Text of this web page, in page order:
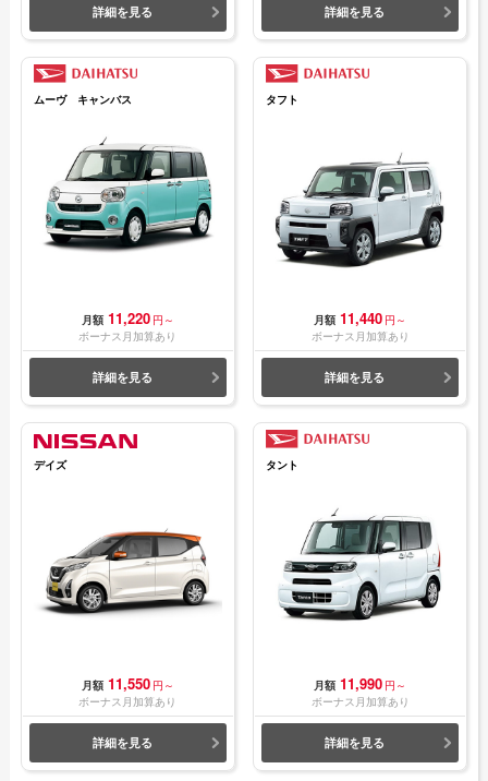
詳細を見る 詳細を見る
ムーヴ キャンバス
月額 11,220 円～
ボーナス月加算あり
詳細を見る
タフト
月額 11,440 円～
ボーナス月加算あり
詳細を見る
デイズ
月額 11,550 円～
ボーナス月加算あり
詳細を見る
タント
月額 11,990 円～
ボーナス月加算あり
詳細を見る